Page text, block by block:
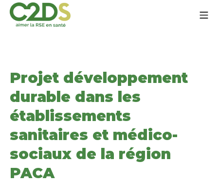
contenido
Projet développement
durable dans les
établissements
sanitaires et médico-
sociaux de la région
PACA